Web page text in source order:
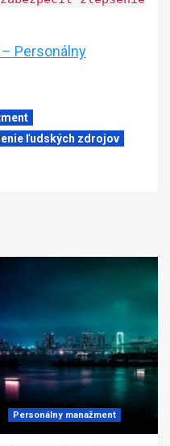
Personálny
ľudských zdrojov
Personálny manažment